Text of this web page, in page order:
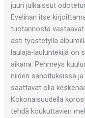
juuri julkaissut
Evelinan itse
tuotannosta vastaavat
asti työstetyllä
laulaja-lauluntekijä on
aikana. Pehmeys
niiden sanoituksissa
saattavat olla
Kokonaisuudella
tehdä koukuttavien